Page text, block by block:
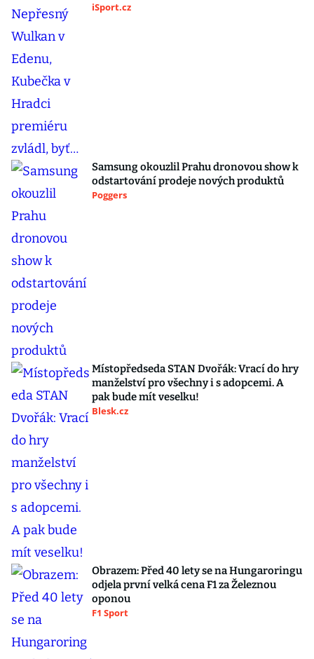
iSport.cz
Samsung okouzlil Prahu dronovou show k
odstartování prodeje nových produktů
Poggers
Místopředseda STAN Dvořák: Vrací do hry
manželství pro všechny i s adopcemi. A
pak bude mít veselku!
Blesk.cz
Obrazem: Před 40 lety se na Hungaroringu
odjela první velká cena F1 za Železnou
oponou
F1 Sport